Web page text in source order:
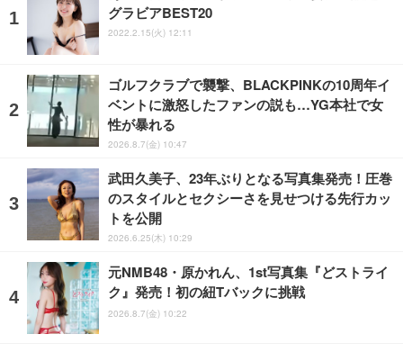
グラビアBEST20
2022.2.15(火) 12:11
ゴルフクラブで襲撃、BLACKPINKの10周年イ
ベントに激怒したファンの説も…YG本社で女
性が暴れる
2026.8.7(金) 10:47
武田久美子、23年ぶりとなる写真集発売！圧巻
のスタイルとセクシーさを見せつける先行カッ
トを公開
2026.6.25(木) 10:29
元NMB48・原かれん、1st写真集『どストライ
ク』発売！初の紐Tバックに挑戦
2026.8.7(金) 10:22